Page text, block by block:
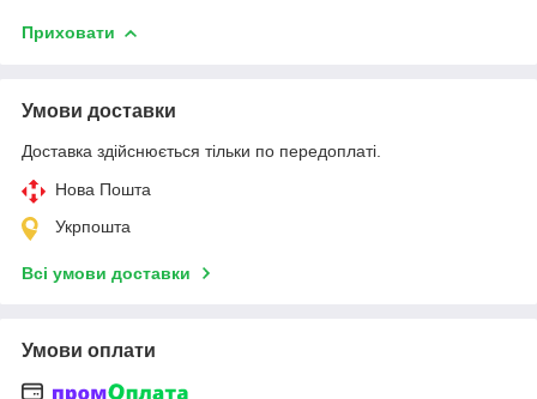
Приховати
Умови доставки
Доставка здійснюється тільки по передоплаті.
Нова Пошта
Укрпошта
Всі умови доставки
Умови оплати